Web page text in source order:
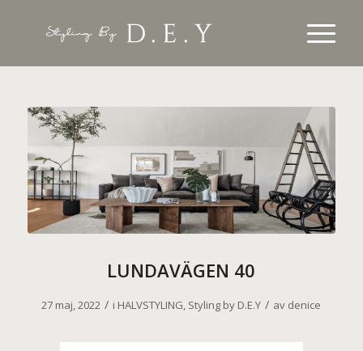
LUNDAVÄGEN 40
27 maj, 2022 / i HALVSTYLING, Styling by D.E.Y / av denice